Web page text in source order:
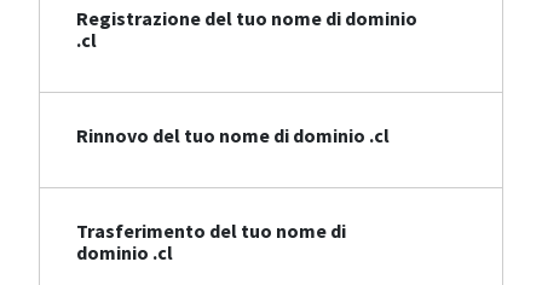
Registrazione del tuo nome di dominio
.cl
Rinnovo del tuo nome di dominio .cl
Trasferimento del tuo nome di
dominio .cl